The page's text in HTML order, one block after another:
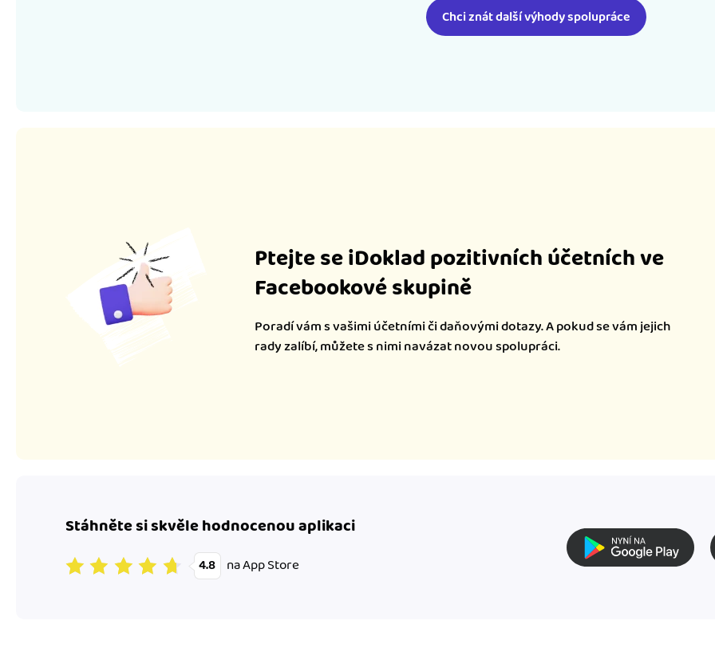
Chci znát další výhody spolupráce
Ptejte se iDoklad pozitivních účetních ve
Facebookové skupině
Poradí vám s vašimi účetními či daňovými dotazy. A pokud se vám jejich
rady zalíbí, můžete s nimi navázat novou spolupráci.
Stáhněte si skvěle hodnocenou aplikaci
4.8 na App Store